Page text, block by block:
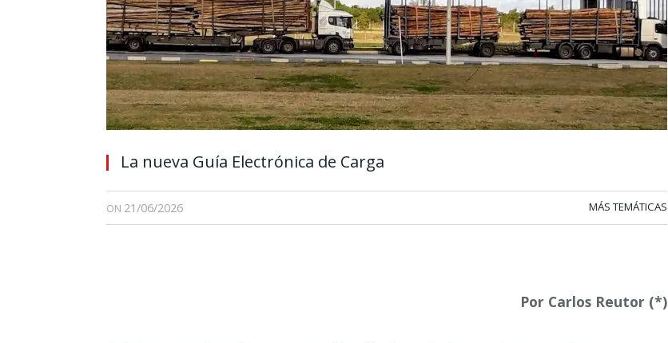
La nueva Guía Electrónica de Carga
ON 21/06/2026 MÁS TEMÁTICAS
Por Carlos Reutor (*)